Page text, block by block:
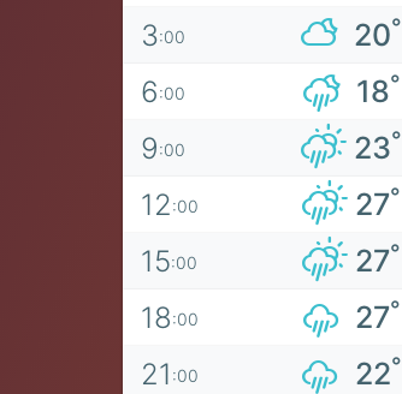
3:00 20°
6:00 18°
9:00 23°
12:00 27°
15:00 27°
18:00 27°
21 :00 22°